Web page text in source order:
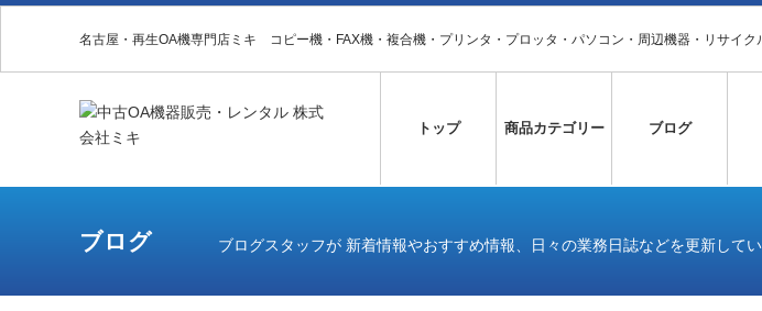
名古屋・再生OA機専門店ミキ コピー機・FAX機・複合機・プリンタ・プロッタ・パソコン・周辺機器・リサイク
トップ 商品カテゴリー ブログ
ブログ ブログスタッフが 新着情報やおすすめ情報、日々の業務日誌などを更新して